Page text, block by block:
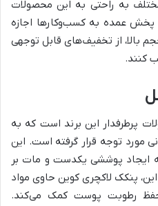
به راحتی به این محصولات
عمده به کسب‌وکارها اجازه
بالا، از تخفیف‌های قابل توجهی
کنند.
پرطرفدار این برند است که به
مورد توجه قرار گرفته است. این
ایجاد پوششی یکدست و مات بر
پنکک لاکچری کوین حاوی مواد
رطوبت پوست کمک می‌کند.